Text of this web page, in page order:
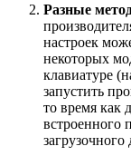
Разные
настроек
некоторых
клавиатуре
запустить
то время как
встроенного
загрузочного